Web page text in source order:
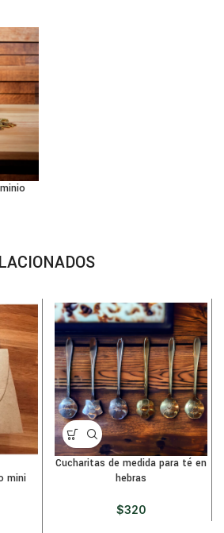
mini
Cucharitas de medida para té en
hebras
$320